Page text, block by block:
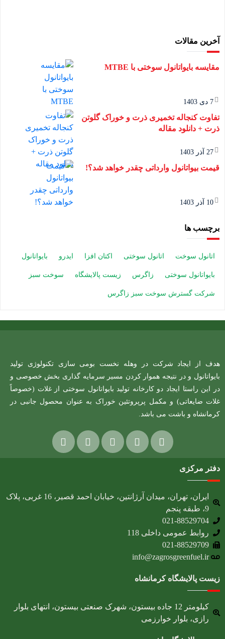
آخرین مقالات
مقایسه بایواتانول سوختی با MTBE
7 دی 1403
تفاوت کنجاله تخمیری ذرت و خوراک گلوتن
ذرت + دانلود مقاله
27 آذر 1403
قیمت بیواتانول وارداتی چقدر خواهد شد؟!
10 آذر 1403
برچسب ها
اتانول سوخت اتانول سوختی اکتان افزا ایدرو بایواتانول
بایواتانول سوختی زاگرس زیست پالایشگاه سوخت سبز
شرکت گسترش سوخت سبز زاگرس
هدف از ایجاد شرکت در وهله نخست بومی سازی تکنولوژی تولید
بایواتانول و در نتیجه هموار کردن مسیر سرمایه گذاری بخش خصوصی و
در این راستا ایجاد دو کارخانه تولید بایواتانول سوختی از غلات (خصوصاً
غلات ضایعاتی) و مکمل پرپروتئین خوراک به عنوان محصول جانبی در
کرمانشاه و باشت می باشد.
دفتر مرکزی
ایران، تهران، میدان آرژانتین، خیابان احمد قصیر، 16 غربی، پلاک
9، طبقه پنجم
021-88529704
روابط عمومی داخلی 118
021-88529709
info@zagrosgreenfuel.ir​
زیست پالایشگاه کرمانشاه
کیلومتر 12 جاده بیستون، شهرک صنعتی بیستون، انتهای بلوار
رازی، بلوار خوارزمی